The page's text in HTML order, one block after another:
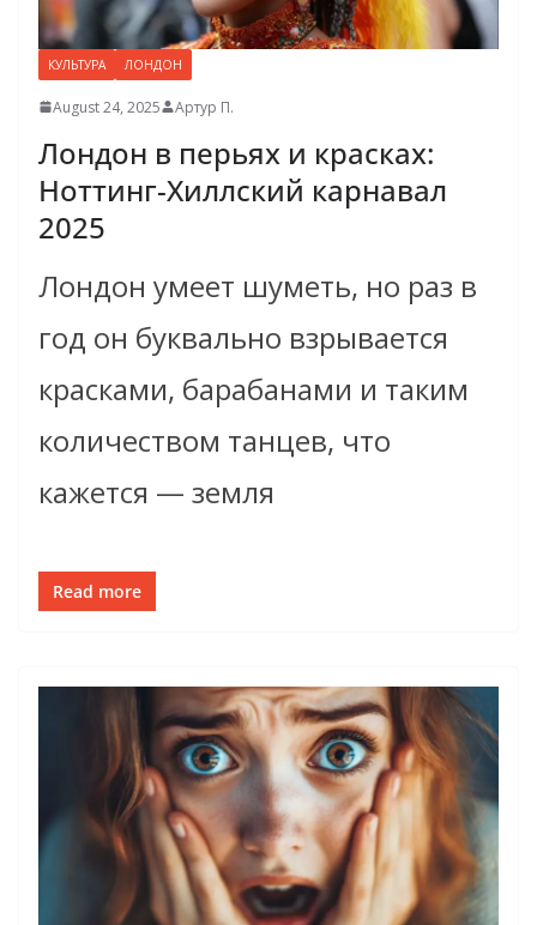
КУЛЬТУРА ЛОНДОН
August 24, 2025 Артур П.
Лондон в перьях и красках:
Ноттинг-Хиллский карнавал
2025
Лондон умеет шуметь, но раз в
год он буквально взрывается
красками, барабанами и таким
количеством танцев, что
кажется — земля
Read more